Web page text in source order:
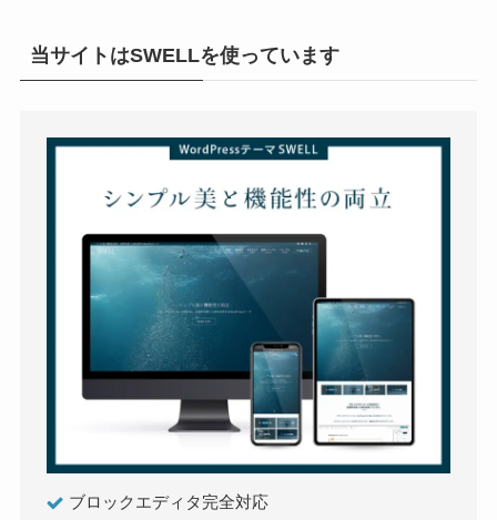
当サイトはSWELLを使っています
ブロックエディタ完全対応